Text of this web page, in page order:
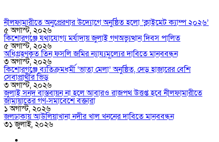
নীলফামারীতে অনুপ্রেরণার উদ্যোগে অনুষ্ঠিত হলো ‘ক্লাইমেট ক্যাম্প ২০২৬’
৫ অগাস্ট, ২০২৬
কিশোরগঞ্জে যথাযোগ্য মর্যাদায় জুলাই গণঅভ্যুত্থান দিবস পালিত
৫ অগাস্ট, ২০২৬
অধিগ্রহণকৃত তিন ফসলি জমির ন্যায্যমূল্যের দাবিতে মানববন্ধন
৩ অগাস্ট, ২০২৬
কিশোরগঞ্জে ব্যতিক্রমধর্মী ‘ভাতা মেলা’ অনুষ্ঠিত, দেড় হাজারের বেশি
সেবাপ্রার্থীর ভিড়
৩ অগাস্ট, ২০২৬
জুলাই সনদ বাস্তবায়ন না হলে আবারও রাজপথ উত্তপ্ত হবে নীলফামারীতে
জামায়াতের গণ-সমাবেশে বক্তারা
১ অগাস্ট, ২০২৬
জলঢাকায় আউলিয়াখানা নদীর খাল খননের দাবিতে মানববন্ধন
৩১ জুলাই, ২০২৬